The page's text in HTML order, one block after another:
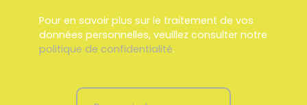
Pour en savoir plus sur le traitement de vos
données personnelles, veuillez consulter notre
politique de confidentialité.